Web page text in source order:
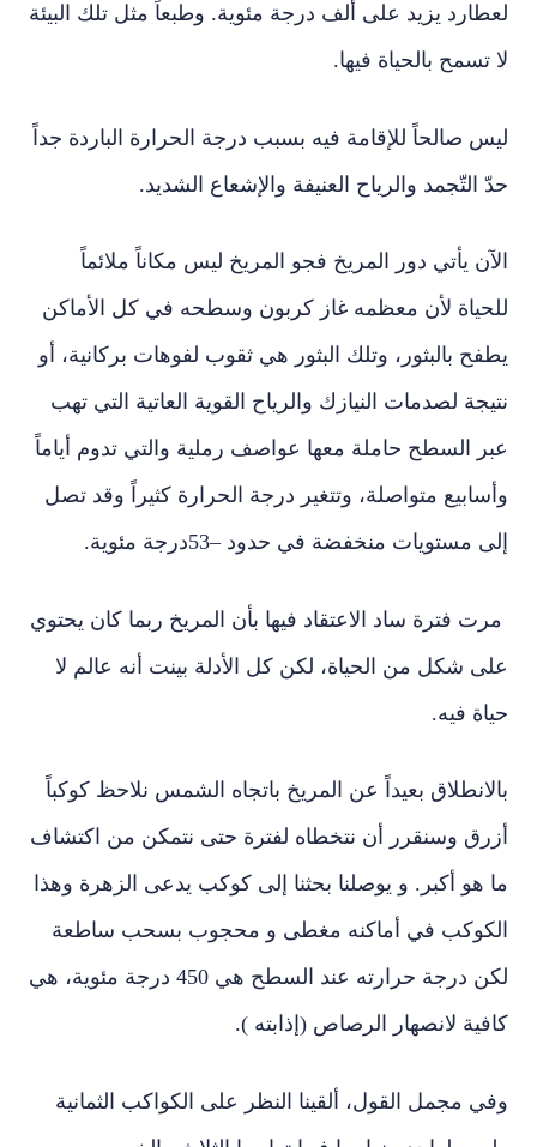
لعطارد يزيد على ألف درجة مئوية. وطبعاً مثل تلك البيئة
لا تسمح بالحياة فيها.
ليس صالحاً للإقامة فيه بسبب درجة الحرارة الباردة جداً
حدّ التّجمد والرياح العنيفة والإشعاع الشديد.
الآن يأتي دور المريخ فجو المريخ ليس مكاناً ملائماً
للحياة لأن معظمه غاز كربون وسطحه في كل الأماكن
يطفح بالبثور، وتلك البثور هي ثقوب لفوهات بركانية، أو
نتيجة لصدمات النيازك والرياح القوية العاتية التي تهب
عبر السطح حاملة معها عواصف رملية والتي تدوم أياماً
وأسابيع متواصلة، وتتغير درجة الحرارة كثيراً وقد تصل
إلى مستويات منخفضة في حدود–53درجة مئوية.
مرت فترة ساد الاعتقاد فيها بأن المريخ ربما كان يحتوي
على شكل من الحياة، لكن كل الأدلة بينت أنه عالم لا
حياة فيه.
بالانطلاق بعيداً عن المريخ باتجاه الشمس نلاحظ كوكباً
أزرق وسنقرر أن نتخطاه لفترة حتى نتمكن من اكتشاف
ما هو أكبر. و يوصلنا بحثنا إلى كوكب يدعى الزهرة وهذا
الكوكب في أماكنه مغطى و محجوب بسحب ساطعة
لكن درجة حرارته عند السطح هي 450 درجة مئوية، هي
كافية لانصهار الرصاص (إذابته ).
وفي مجمل القول، ألقينا النظر على الكواكب الثمانية